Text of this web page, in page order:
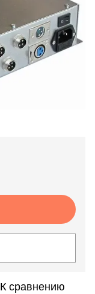
К сравнению